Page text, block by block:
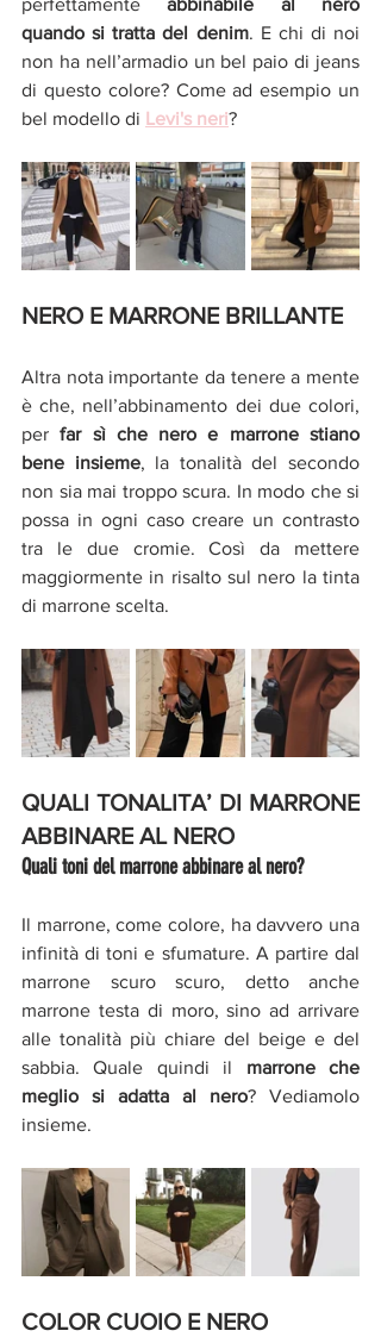
perfettamente abbinabile al nero
quando si tratta del denim. E chi di noi
non ha nell’armadio un bel paio di jeans
di questo colore? Come ad esempio un
bel modello di Levi's neri?
NERO E MARRONE BRILLANTE
Altra nota importante da tenere a mente
è che, nell’abbinamento dei due colori,
per far sì che nero e marrone stiano
bene insieme, la tonalità del secondo
non sia mai troppo scura. In modo che si
possa in ogni caso creare un contrasto
tra le due cromie. Così da mettere
maggiormente in risalto sul nero la tinta
di marrone scelta.
QUALI TONALITA’ DI MARRONE
ABBINARE AL NERO
Quali toni del marrone abbinare al nero?
Il marrone, come colore, ha davvero una
infinità di toni e sfumature. A partire dal
marrone scuro scuro, detto anche
marrone testa di moro, sino ad arrivare
alle tonalità più chiare del beige e del
sabbia. Quale quindi il marrone che
meglio si adatta al nero? Vediamolo
insieme.
COLOR CUOIO E NERO